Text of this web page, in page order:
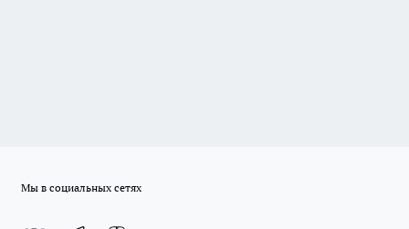
Мы в социальных сетях